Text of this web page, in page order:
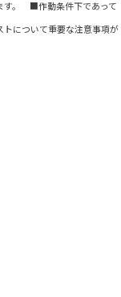
す。 ■作動条件下であって
について重要な注意事項が